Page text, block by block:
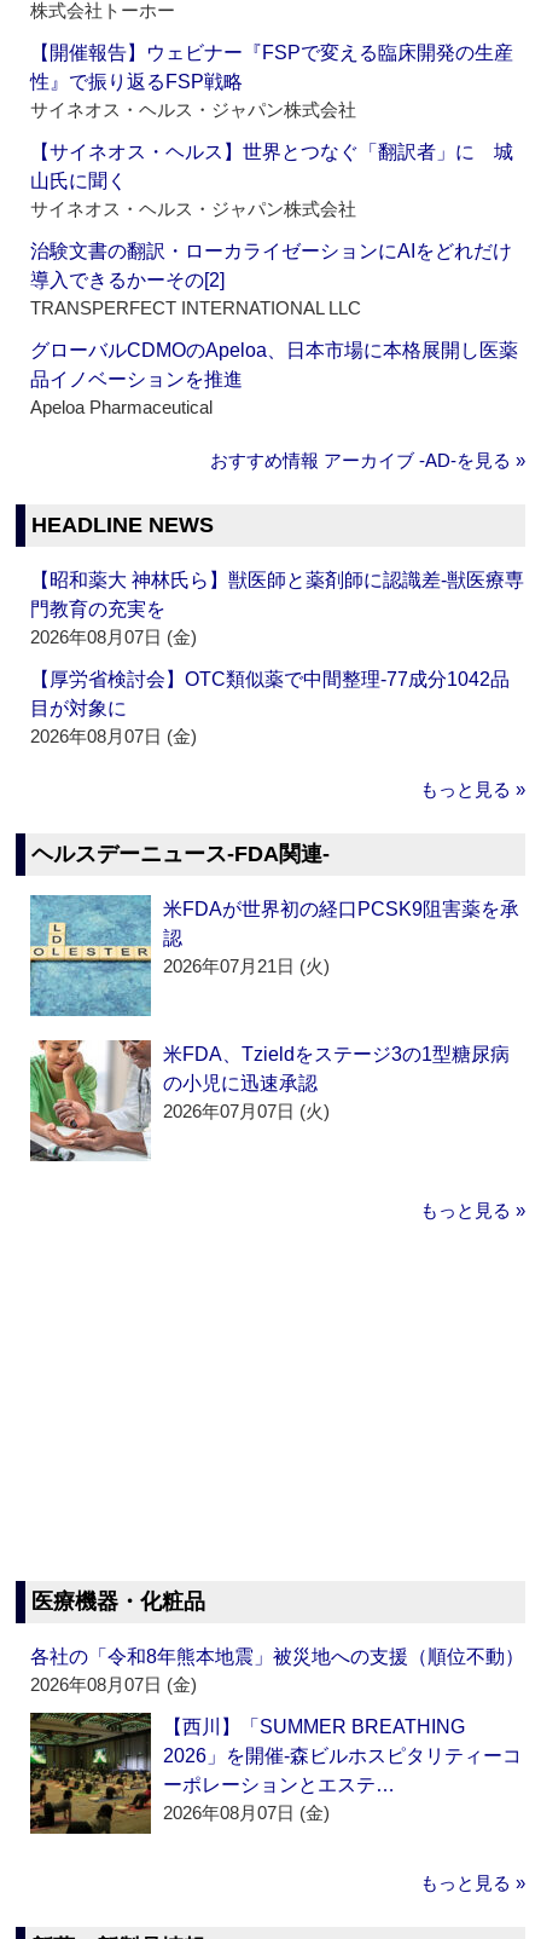
株式会社トーホー
【開催報告】ウェビナー『FSPで変える臨床開発の生産
性』で振り返るFSP戦略
サイネオス・ヘルス・ジャパン株式会社
【サイネオス・ヘルス】世界とつなぐ「翻訳者」に 城
山氏に聞く
サイネオス・ヘルス・ジャパン株式会社
治験文書の翻訳・ローカライゼーションにAIをどれだけ
導入できるかーその[2]
TRANSPERFECT INTERNATIONAL LLC
グローバルCDMOのApeloa、日本市場に本格展開し医薬
品イノベーションを推進
Apeloa Pharmaceutical
おすすめ情報 アーカイブ ‐AD‐を見る »
HEADLINE NEWS
【昭和薬大 神林氏ら】獣医師と薬剤師に認識差‐獣医療専
門教育の充実を
2026年08月07日 (金)
【厚労省検討会】OTC類似薬で中間整理‐77成分1042品
目が対象に
2026年08月07日 (金)
もっと見る »
ヘルスデーニュース‐FDA関連‐
米FDAが世界初の経口PCSK9阻害薬を承
認
2026年07月21日 (火)
米FDA、Tzieldをステージ3の1型糖尿病
の小児に迅速承認
2026年07月07日 (火)
もっと見る »
医療機器・化粧品
各社の「令和8年熊本地震」被災地への支援（順位不動）
2026年08月07日 (金)
【西川】「SUMMER BREATHING
2026」を開催‐森ビルホスピタリティーコ
ーポレーションとエステ…
2026年08月07日 (金)
もっと見る »